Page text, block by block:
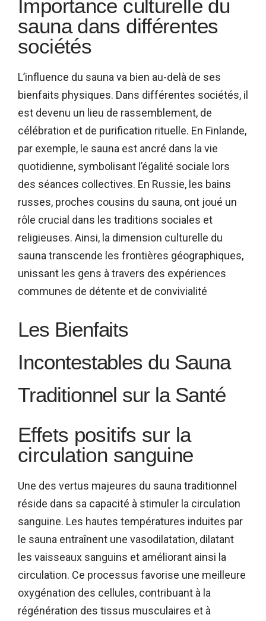
Importance culturelle du
sauna dans différentes
sociétés
L’influence du sauna va bien au-delà de ses
bienfaits physiques. Dans différentes sociétés, il
est devenu un lieu de rassemblement, de
célébration et de purification rituelle. En Finlande,
par exemple, le sauna est ancré dans la vie
quotidienne, symbolisant l’égalité sociale lors
des séances collectives. En Russie, les bains
russes, proches cousins du sauna, ont joué un
rôle crucial dans les traditions sociales et
religieuses. Ainsi, la dimension culturelle du
sauna transcende les frontières géographiques,
unissant les gens à travers des expériences
communes de détente et de convivialité
Les Bienfaits
Incontestables du Sauna
Traditionnel sur la Santé
Effets positifs sur la
circulation sanguine
Une des vertus majeures du sauna traditionnel
réside dans sa capacité à stimuler la circulation
sanguine. Les hautes températures induites par
le sauna entraînent une vasodilatation, dilatant
les vaisseaux sanguins et améliorant ainsi la
circulation. Ce processus favorise une meilleure
oxygénation des cellules, contribuant à la
régénération des tissus musculaires et à